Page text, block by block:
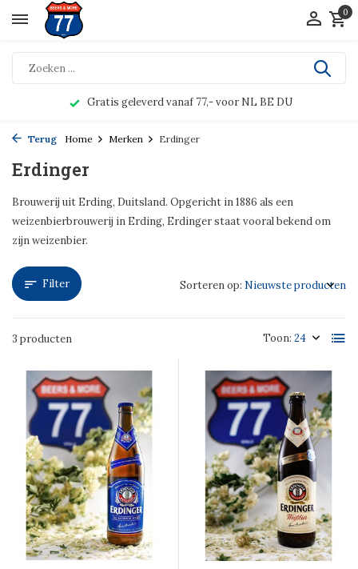
0
Gratis geleverd vanaf 77,- voor NL BE DU
Terug Home Merken Erdinger
Erdinger
Brouwerij uit Erding, Duitsland. Opgericht in 1886 als een
weizenbierbrouwerij in Erding, Erdinger staat vooral bekend om
zijn weizenbier.
Filter
3 producten Toon:
Sorteren op: